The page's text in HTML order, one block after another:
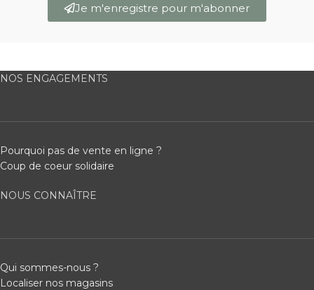
Je m'enregistre pour m'abonner
NOS ENGAGEMENTS
Pourquoi pas de vente en ligne ?
Coup de coeur solidaire
NOUS CONNAÎTRE
Qui sommes-nous ?
Localiser nos magasins